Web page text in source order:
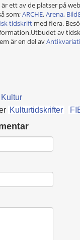
ett av de platser på
som;ARCHE,Arena,
tidskrift med flera.
av
är en del av
Kultur
Kulturtidskrifter